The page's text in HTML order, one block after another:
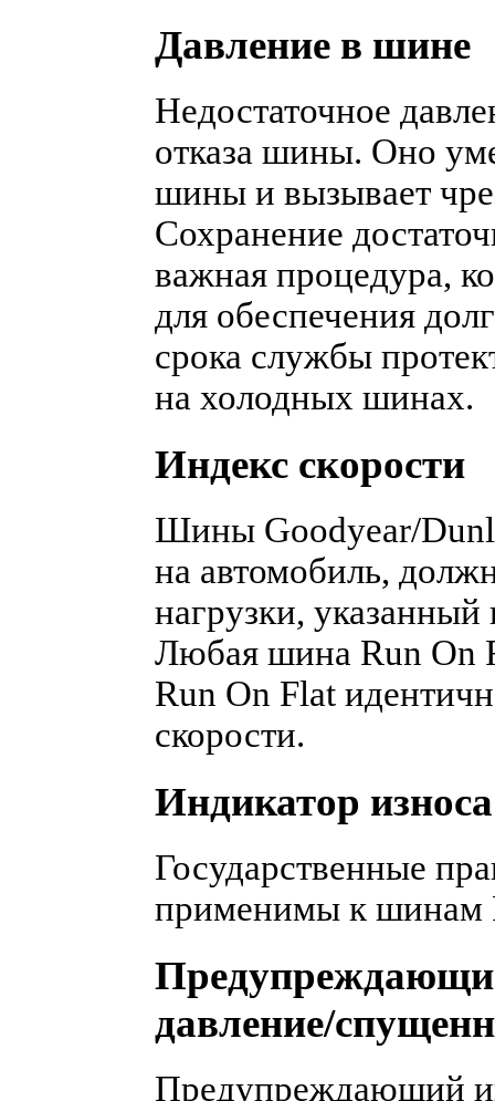
Давление в шине
Недостаточное
отказа шины. Оно
шины и вызывает
Сохранение
важная процедура,
для обеспечения
срока службы
на холодных шинах.
Индекс скорости
Шины Goodyear/
на автомобиль,
нагрузки,
Любая шина Run On
Run On Flat
скорости.
Индикатор
Государственные
применимы к шинам
давление/
Предупреждающий